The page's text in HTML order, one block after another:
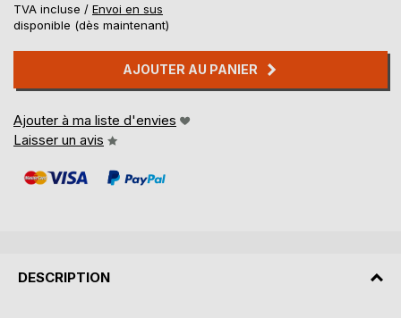
TVA incluse / Envoi en sus
disponible (dès maintenant)
AJOUTER AU PANIER
Ajouter à ma liste d'envies
Laisser un avis
DESCRIPTION